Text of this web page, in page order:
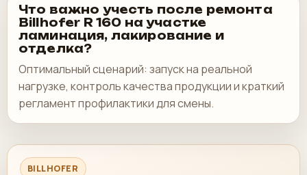
Что важно учесть после ремонта
Billhofer R 160 на участке
ламинация, лакирование и
отделка?
Оптимальный сценарий: запуск на реальной
нагрузке, контроль качества продукции и краткий
регламент профилактики для смены.
BILLHOFER